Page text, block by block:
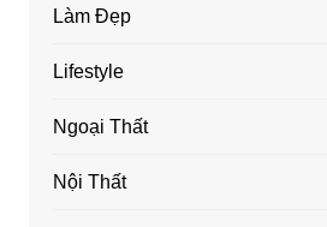
Làm Đẹp
Lifestyle
Ngoại Thất
Nội Thất